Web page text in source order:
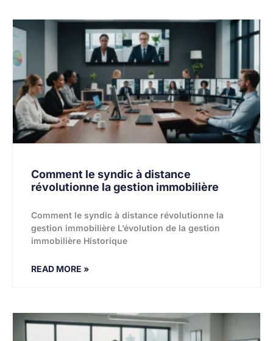
Comment le syndic à distance
révolutionne la gestion immobilière
Comment le syndic à distance révolutionne la
gestion immobilière L’évolution de la gestion
immobilière Historique
READ MORE »